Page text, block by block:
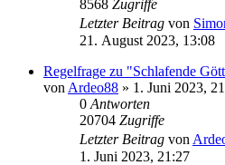
8568 Zugriffe
Letzter Beitrag von
21. August 2023, 13:08
Regelfrage zu "Schlafende
von Ardeo88 » 1. Juni 2023,
0 Antworten
20704 Zugriffe
Letzter Beitrag von
1. Juni 2023, 21:27